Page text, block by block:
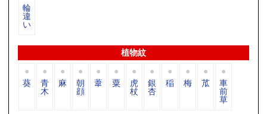
輪
違
い
植物紋
葵 青
木
麻 朝
顔
葦 粟 虎
杖
銀
杏
稲 梅 苽 車
前
草